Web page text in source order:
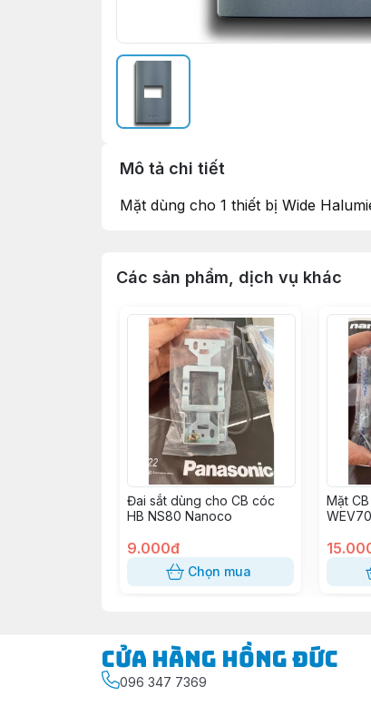
Mô tả chi tiết
Mặt dùng cho 1 thiết bị Wide
Các sản phẩm, dịch vụ khác
Đai sắt dùng cho CB cóc
HB NS80 Nanoco
9.000đ
Chọn mua
Mặt
Cửa Hàng Hồng Đức
096 347 7369